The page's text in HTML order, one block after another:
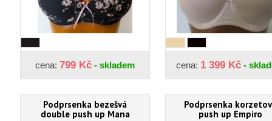
cena: 799 Kč - skladem cena: 1 399 Kč -
Podprsenka bezešvá
double push up Mana
Podprsenka
push up Empiro